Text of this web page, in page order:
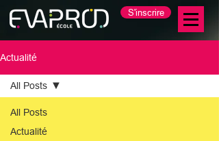
S'inscrire
Actualité
All Posts
Actualité
All Posts